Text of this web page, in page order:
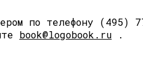
по телефону (495)
book@logobook.ru .